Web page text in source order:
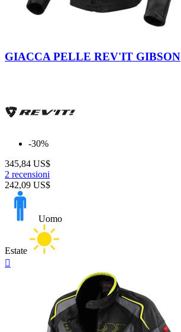
GIACCA PELLE REV'IT GIBSON
-30%
345,84 US$
2 recensioni
242,09 US$
Uomo
Estate
